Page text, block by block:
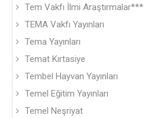
Tem Vakfı İlmi Araştırmalar***
TEMA Vakfı Yayınları
Tema Yayınları
Temat Kırtasiye
Tembel Hayvan Yayınları
Temel Eğitim Yayınları
Temel Neşriyat